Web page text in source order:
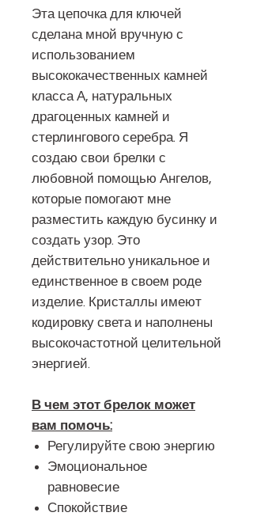
Эта цепочка для ключей
сделана мной вручную с
использованием
высококачественных камней
класса А, натуральных
драгоценных камней и
стерлингового серебра. Я
создаю свои брелки с
любовной помощью Ангелов,
которые помогают мне
разместить каждую бусинку и
создать узор. Это
действительно уникальное и
единственное в своем роде
изделие. Кристаллы имеют
кодировку света и наполнены
высокочастотной целительной
энергией.
В чем этот брелок может
вам помочь:
Регулируйте свою энергию
Эмоциональное
равновесие
Спокойствие